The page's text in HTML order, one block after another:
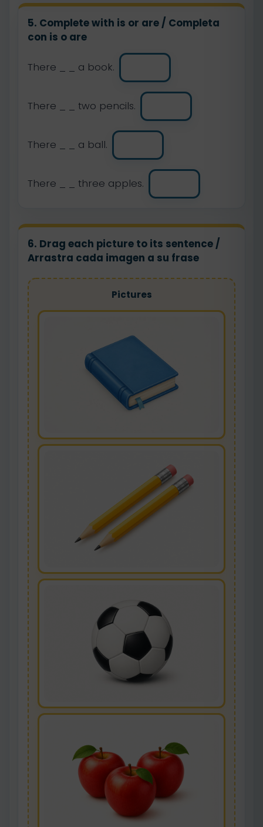
5. Complete with is or are / Completa
con is o are
There _ _ a book.
There _ _ two pencils.
There _ _ a ball.
There _ _ three apples.
6. Drag each picture to its sentence /
Arrastra cada imagen a su frase
Pictures